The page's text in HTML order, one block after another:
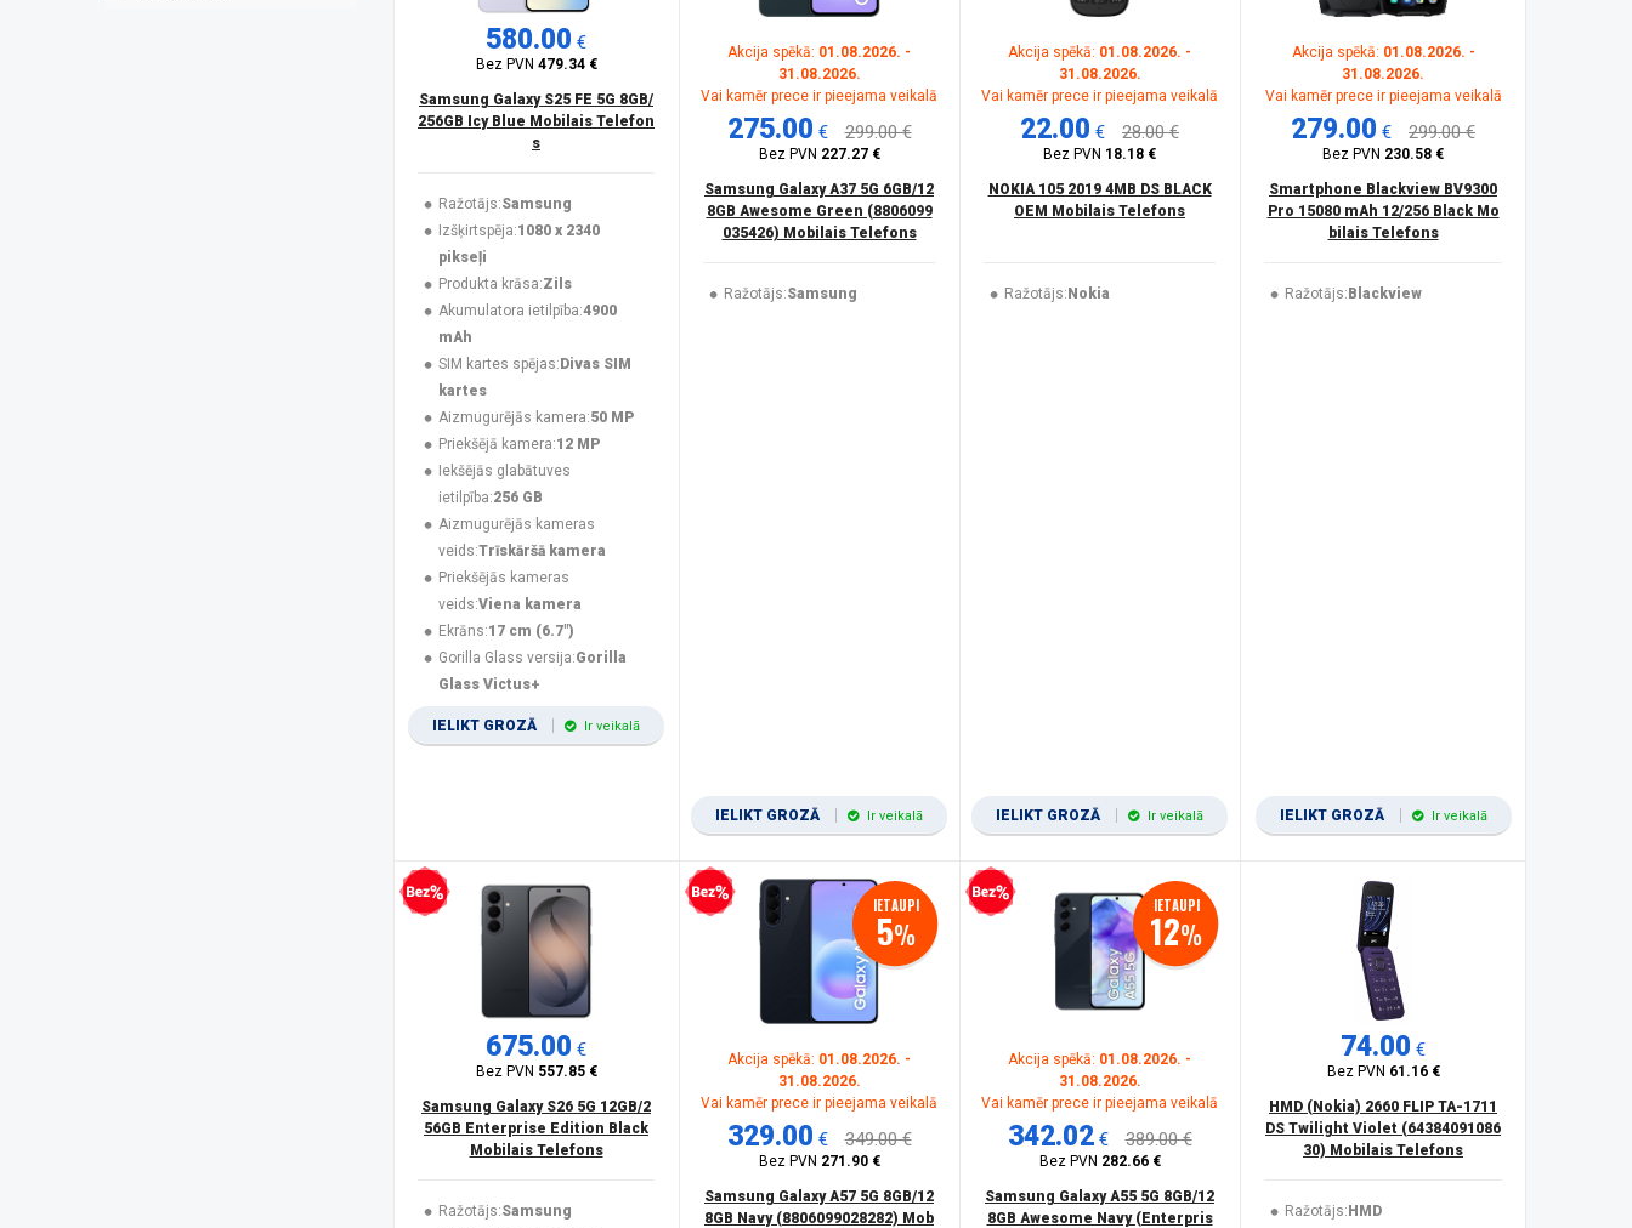
580.00 €
Bez PVN 479.34 €
Samsung Galaxy S25 FE 5G 8GB/
256GB Icy Blue Mobilais Telefon
s
Ražotājs:Samsung
Izšķirtspēja:1080 x 2340
pikseļi
Produkta krāsa:Zils
Akumulatora ietilpība:4900
mAh
SIM kartes spējas: Divas SIM
kartes
Aizmugurējās kamera:50 MP
Priekšējā kamera:12 MP
Iekšējās glabātuves
ietilpība:256 GB
Aizmugurējās kameras
veids:Trīskāršā kamera
Priekšējās kameras
veids:Viena kamera
Ekrāns:17 cm (6.7")
Gorilla Glass versija:Gorilla
Glass Victus+
IELIKT GROZĀ Ir veikalā
Akcija spēkā: 01.08.2026. -
31.08.2026.
Vai kamēr prece ir pieejama veikalā
275.00 € 299.00 €
Bez PVN 227.27 €
Samsung Galaxy A37 5G 6GB/12
8GB Awesome Green (8806099
035426) Mobilais Telefons
Ražotājs:Samsung
IELIKT GROZĀ Ir veikalā
Akcija spēkā: 01.08.2026. -
31.08.2026.
Vai kamēr prece ir pieejama veikalā
22.00 € 28.00 €
Bez PVN 18.18 €
NOKIA 105 2019 4MB DS BLACK
OEM Mobilais Telefons
Ražotājs: Nokia
IELIKT GROZĀ Ir veikalā
Akcija spēkā: 01.08.2026. -
31.08.2026.
Vai kamēr prece ir pieejama veikalā
279.00 € 299.00 €
Bez PVN 230.58 €
Smartphone Blackview BV9300
Pro 15080 mAh 12/256 Black Mo
bilais Telefons
Ražotājs: Blackview
IELIKT GROZĀ Ir veikalā
Bezprocentu kredīts
675.00 €
Bez PVN 557.85 €
Samsung Galaxy S26 5G 12GB/2
56GB Enterprise Edition Black
Mobilais Telefons
Ražotājs:Samsung
Bezprocentu kredīts IETAUPI
5%
Akcija spēkā: 01.08.2026. -
31.08.2026.
Vai kamēr prece ir pieejama veikalā
329.00 € 349.00 €
Bez PVN 271.90 €
Samsung Galaxy A57 5G 8GB/12
8GB Navy (8806099028282) Mob
Bezprocentu kredīts IETAUPI
12%
Akcija spēkā: 01.08.2026. -
31.08.2026.
Vai kamēr prece ir pieejama veikalā
342.02 € 389.00 €
Bez PVN 282.66 €
Samsung Galaxy A55 5G 8GB/12
8GB Awesome Navy (Enterpris
74.00 €
Bez PVN 61.16 €
HMD (Nokia) 2660 FLIP TA-1711
DS Twilight Violet (64384091086
30) Mobilais Telefons
Ražotājs: HMD